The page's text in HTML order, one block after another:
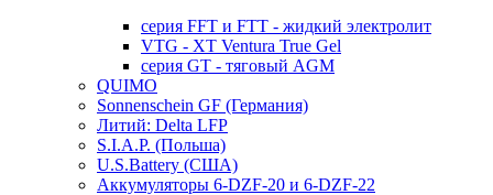
серия FFT и FTT - жидкий электролит
VTG - XT Ventura True Gel
серия GT - тяговый AGM
QUIMO
Sonnenschein GF (Германия)
Литий: Delta LFP
S.I.A.P. (Польша)
U.S.Battery (США)
Аккумуляторы 6-DZF-20 и 6-DZF-22